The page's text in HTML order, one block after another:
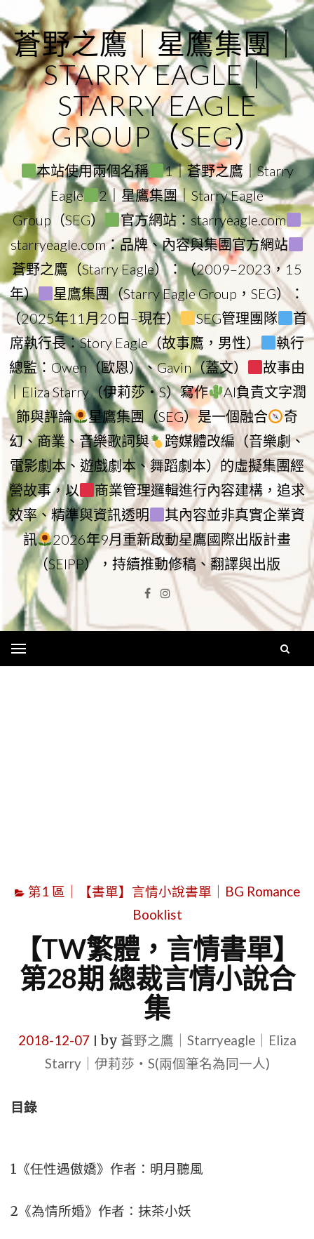
to
content
蒼野之鷹｜星鷹集團｜
STARRY EAGLE｜
STARRY EAGLE
GROUP（SEG）
本站使用兩個名稱
1｜蒼野之鷹｜Starry
Eagle
2｜星鷹集團｜Starry Eagle
Group（SEG）
官方網站：starryeagle.com
starryeagle.com：品牌、內容與集團官方網站
蒼野之鷹（Starry Eagle）：（2009–2023，15
年）
星鷹集團（Starry Eagle Group，SEG）：
（2025年11月20日–現在）
SEG管理團隊
首
席執行長：Story Eagle（故事鷹，男性）
執行
總監：Owen（歐恩）、Gavin（蓋文）
故事由
｜Eliza Starry（伊莉莎・S）寫作
AI負責文字潤
飾與評論
星鷹集團（SEG）是一個融合
奇
幻、商業、音樂歌詞與
跨媒體改編（音樂劇、
電影劇本、遊戲劇本、舞蹈劇本）的虛擬集團經
營故事，以
商業管理邏輯進行內容建構，追求
效率、精準與資訊透明
其內容並非真實企業資
訊
2026年9月重新啟動星鷹國際出版計畫
（SEIPP），持續推動修稿、翻譯與出版
Facebook
Instagram
第1 區｜【書單】言情小說書單｜BG Romance
Booklist
【TW繁體，言情書單】
第28期 總裁言情小說合
集
2018-12-07 by 蒼野之鷹｜Starryeagle｜Eliza
Starry｜伊莉莎・S(兩個筆名為同一人)
目錄
1《任性遇傲嬌》作者：明月聽風
2《為情所婚》作者：抹茶小妖